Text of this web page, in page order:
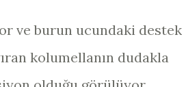
ve burun ucundaki destek
kolumellanın dudakla